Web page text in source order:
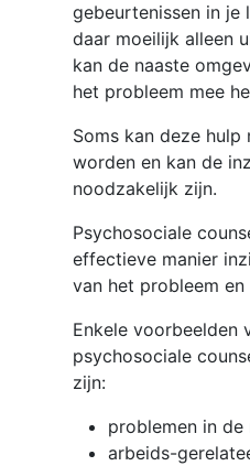
gebeurtenissen in je
daar moeilijk alleen
kan de naaste
het probleem mee
Soms kan deze
worden en kan de
noodzakelijk zijn.
Psychosociale
effectieve manier
van het probleem
Enkele voorbeelden
psychosociale
zijn:
problemen in de
arbeids-